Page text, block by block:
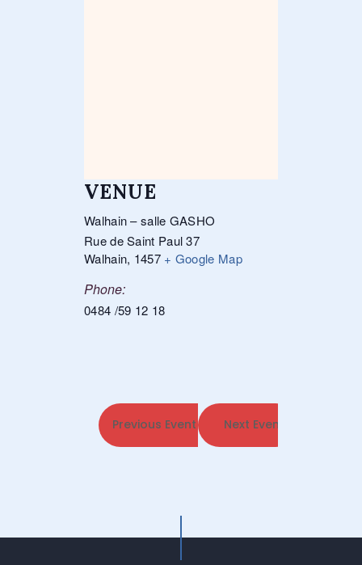
VENUE
Walhain – salle GASHO
Rue de Saint Paul 37
Walhain, 1457 + Google Map
Phone:
0484 /59 12 18
Previous Event Next Event